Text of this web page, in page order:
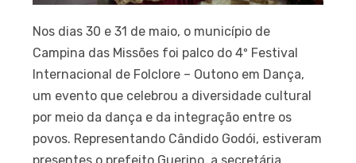
Nos dias 30 e 31 de maio, o município de
Campina das Missões foi palco do 4º Festival
Internacional de Folclore – Outono em Dança,
um evento que celebrou a diversidade cultural
por meio da dança e da integração entre os
povos. Representando Cândido Godói, estiveram